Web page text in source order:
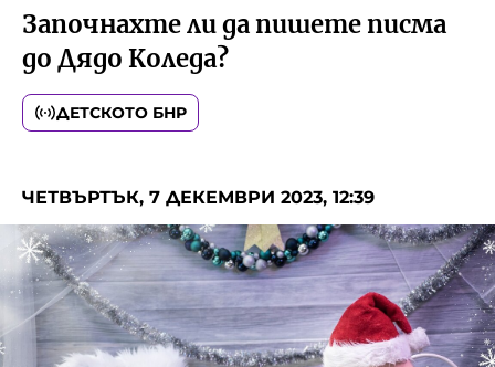
Детско радио
Чуйте
Новините на детски език
Песнички
Интересен архив
Нашите гости
Фантазирай
Приказки
Игри
Кои сме ние?
Започнахте ли да пишете писма
до Дядо Коледа?
ДЕТСКОТО БНР
ЧЕТВЪРТЪК, 7 ДЕКЕМВРИ 2023, 12:39